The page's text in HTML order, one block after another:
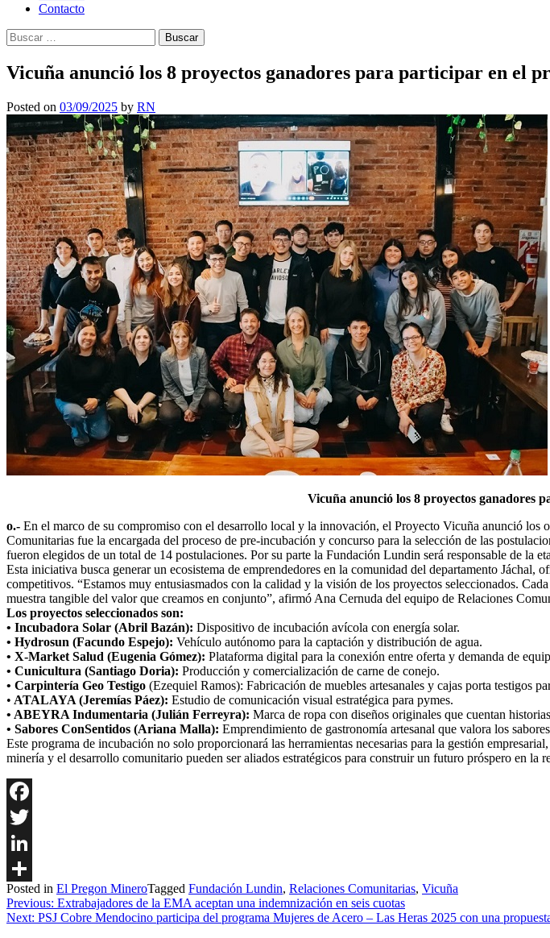
Contacto
Buscar:
Vicuña anunció los 8 proyectos ganadores para participar en el
Posted on 03/09/2025 by RN
Vicuña anunció los 8 proyectos ganadores
o.- En el marco de su compromiso con el desarrollo local y la innovación, el Proyecto Vicuña anunció los
Comunitarias fue la encargada del proceso de pre-incubación y concurso para la selección de las
fueron elegidos de un total de 14 postulaciones. Por su parte la Fundación Lundin será responsable de la
Esta iniciativa busca generar un ecosistema de emprendedores en la comunidad del departamento
competitivos. “Estamos muy entusiasmados con la calidad y la visión de los proyectos seleccionados.
muestra tangible del valor que creamos en conjunto”, afirmó Ana Cernuda del equipo de Relaciones
Los proyectos seleccionados son:
• Incubadora Solar (Abril Bazán): Dispositivo de incubación avícola con energía solar.
• Hydrosun (Facundo Espejo): Vehículo autónomo para la captación y distribución de agua.
• X-Market Salud (Eugenia Gómez): Plataforma digital para la conexión entre oferta y demanda de
• Cunicultura (Santiago Doria): Producción y comercialización de carne de conejo.
• Carpintería Geo Testigo (Ezequiel Ramos): Fabricación de muebles artesanales y cajas porta testigos
• ATALAYA (Jeremías Páez): Estudio de comunicación visual estratégica para pymes.
• ABEYRA Indumentaria (Julián Ferreyra): Marca de ropa con diseños originales que cuentan
• Sabores ConSentidos (Ariana Malla): Emprendimiento de gastronomía artesanal que valora los
Este programa de incubación no solo proporcionará las herramientas necesarias para la gestión
minería y el desarrollo comunitario pueden ser aliados estratégicos para construir un futuro próspero en la
Facebook
Twitter
LinkedIn
Share
Posted in El Pregon MineroTagged Fundación Lundin, Relaciones Comunitarias, Vicuña
Navegación
de
Previous: Extrabajadores de la EMA aceptan una indemnización en seis cuotas
Next: PSJ Cobre Mendocino participa del programa Mujeres de Acero – Las Heras 2025 con una